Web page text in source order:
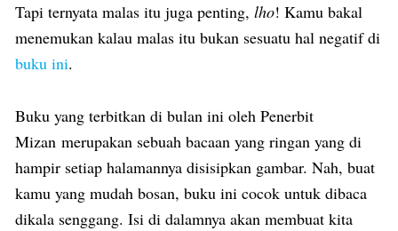
Tapi ternyata malas itu juga penting, lho! Kamu bakal
menemukan kalau malas itu bukan sesuatu hal negatif di
buku ini.
Buku yang terbitkan di bulan ini oleh Penerbit
Mizan merupakan sebuah bacaan yang ringan yang di
hampir setiap halamannya disisipkan gambar. Nah, buat
kamu yang mudah bosan, buku ini cocok untuk dibaca
dikala senggang. Isi di dalamnya akan membuat kita